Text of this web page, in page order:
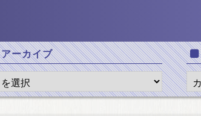
アーカイブ